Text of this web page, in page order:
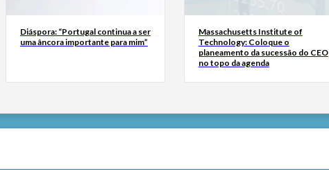
Diáspora: “Portugal continua a ser
uma âncora importante para mim”
Massachusetts Institute of
Technology: Coloque o
planeamento da sucessão do CEO
no topo da agenda